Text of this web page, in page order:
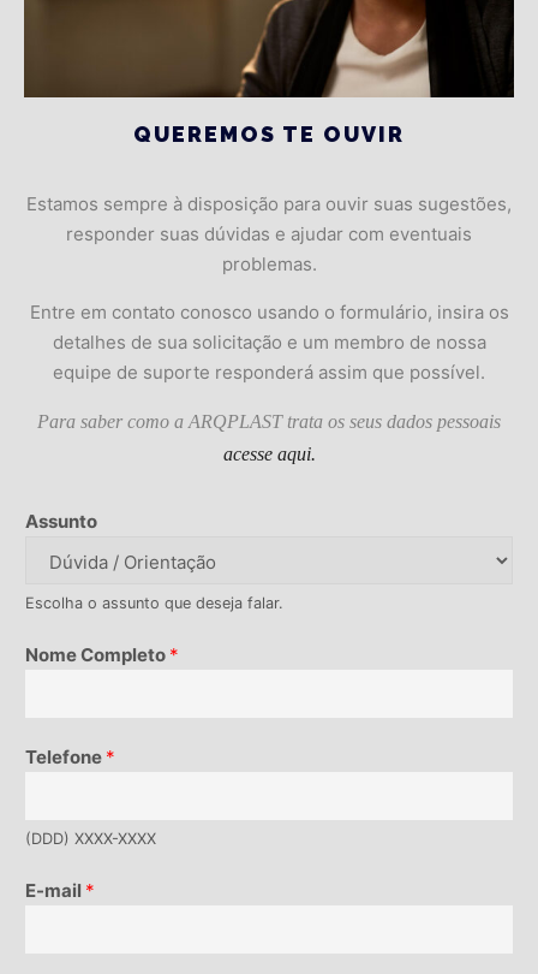
QUEREMOS TE OUVIR
Estamos sempre à disposição para ouvir suas sugestões,
responder suas dúvidas e ajudar com eventuais
problemas.
Entre em contato conosco usando o formulário, insira os
detalhes de sua solicitação e um membro de nossa
equipe de suporte responderá assim que possível.
Para saber como a ARQPLASTtrata os seus dados pessoais
acesse aqui.
Assunto
Escolha o assunto que deseja falar.
Nome Completo *
Telefone *
(DDD) XXXX-XXXX
E-mail *